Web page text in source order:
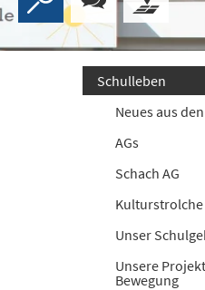
Schulleben
Neues aus
AGs
Schach AG
Kulturstrolche
Unser
Unsere
Bewegung